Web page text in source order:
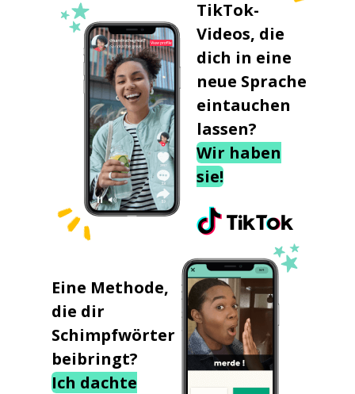
TikTok-
Videos, die
dich in eine
neue Sprache
eintauchen
lassen?
Wir haben
sie!
Eine Methode,
die dir
Schimpfwörter
beibringt?
Ich dachte